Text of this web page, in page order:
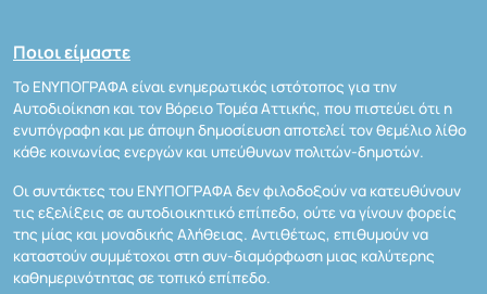
Ποιοι είμαστε
Το ΕΝΥΠΟΓΡΑΦΑ είναι ενημερωτικός ιστότοπος για την
Αυτοδιοίκηση και τον Βόρειο Τομέα Αττικής, που πιστεύει ότι η
ενυπόγραφη και με άποψη δημοσίευση αποτελεί τον θεμέλιο λίθο
κάθε κοινωνίας ενεργών και υπεύθυνων πολιτών-δημοτών.
Οι συντάκτες του ΕΝΥΠΟΓΡΑΦΑ δεν φιλοδοξούν να κατευθύνουν
τις εξελίξεις σε αυτοδιοικητικό επίπεδο, ούτε να γίνουν φορείς
της μίας και μοναδικής Αλήθειας. Αντιθέτως, επιθυμούν να
καταστούν συμμέτοχοι στη συν-διαμόρφωση μιας καλύτερης
καθημερινότητας σε τοπικό επίπεδο.